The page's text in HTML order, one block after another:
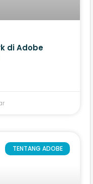
di Adobe
TENTANG ADOBE